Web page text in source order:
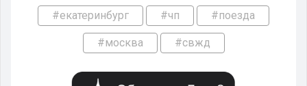
#екатеринбург #чп #поезда
#москва #свжд